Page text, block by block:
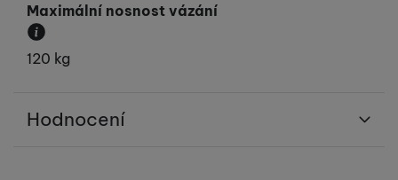
Maximální nosnost vázání
Určuje maximální hmotnost lyžaře.
120 kg
Hodnocení